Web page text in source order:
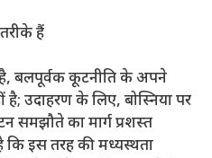
हैं
बलपूर्वक कूटनीति के अपने
उदाहरण के लिए, बोस्निया पर
समझौते का मार्ग प्रशस्त
कि इस तरह की मध्यस्थता